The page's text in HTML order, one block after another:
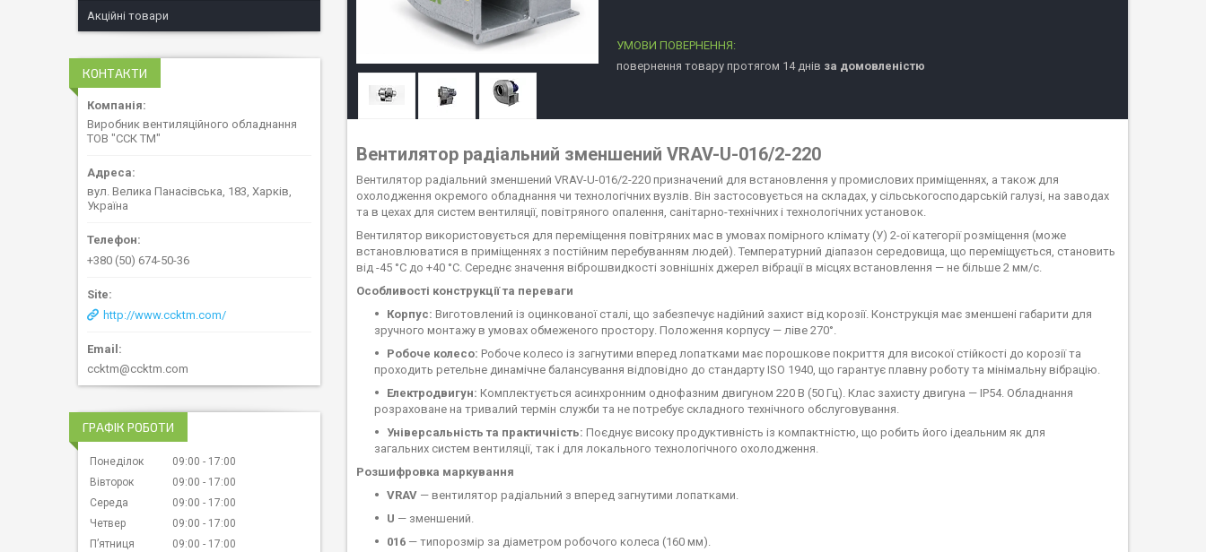
повернення товару протягом 14 днів за домовленістю
Вентилятор радіальний зменшений VRAV-U-016/2-220
Вентилятор радіальний зменшений VRAV-U-016/2-220 призначений для встановлення у промислових приміщеннях, а також для
охолодження окремого обладнання чи технологічних вузлів. Він застосовується на складах, у сільськогосподарській галузі, на заводах
та в цехах для систем вентиляції, повітряного опалення, санітарно-технічних і технологічних установок.
Вентилятор використовується для переміщення повітряних мас в умовах помірного клімату (У) 2-ої категорії розміщення (може
встановлюватися в приміщеннях з постійним перебуванням людей). Температурний діапазон середовища, що переміщується, становить
від -45 °C до +40 °C. Середнє значення віброшвидкості зовнішніх джерел вібрації в місцях встановлення — не більше 2 мм/с.
Особливості конструкції та переваги
Корпус: Виготовлений із оцинкованої сталі, що забезпечує надійний захист від корозії. Конструкція має зменшені габарити для
зручного монтажу в умовах обмеженого простору. Положення корпусу — ліве 270°.
Робоче колесо: Робоче колесо із загнутими вперед лопатками має порошкове покриття для високої стійкості до корозії та
проходить ретельне динамічне балансування відповідно до стандарту ISO 1940, що гарантує плавну роботу та мінімальну вібрацію.
Електродвигун: Комплектується асинхронним однофазним двигуном 220 В (50 Гц). Клас захисту двигуна — IP54. Обладнання
розраховане на тривалий термін служби та не потребує складного технічного обслуговування.
Універсальність та практичність: Поєднує високу продуктивність із компактністю, що робить його ідеальним як для
загальних систем вентиляції, так і для локального технологічного охолодження.
Розшифровка маркування
VRAV — вентилятор радіальний з вперед загнутими лопатками.
U — зменшений.
016 — типорозмір за діаметром робочого колеса (160 мм).
Акційні товари
КОНТАКТИ
Виробник вентиляційного обладнання
ТОВ "ССК ТМ"
вул. Велика Панасівська, 183, Харків,
Україна
+380 (50) 674-50-36
http://www.ccktm.com/
ccktm@ccktm.com
ГРАФІК РОБОТИ
Понеділок 09:00
17:00
Вівторок
09:00
17:00
Середа
09:00
17:00
Четвер
09:00
17:00
Пʼятниця
09:00
17:00